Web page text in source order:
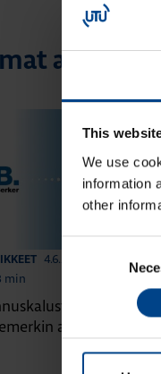
This
We use
information
other
Consent
4.6.2026
min
siirtyvät
alle